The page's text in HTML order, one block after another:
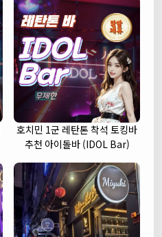
호치민 1군 레탄톤 착석 토킹바
추천 아이돌바 (IDOL Bar)